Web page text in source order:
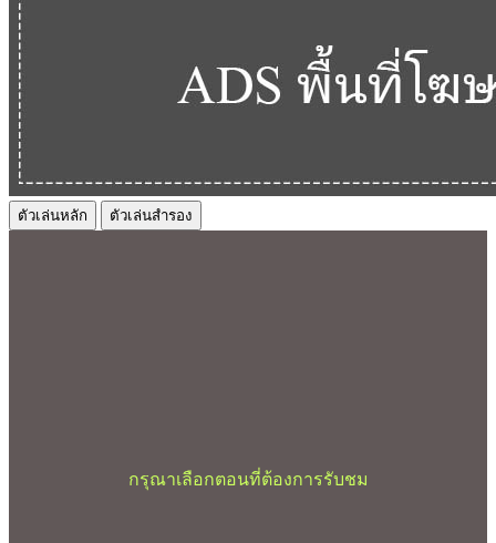
ตัวเล่นหลัก ตัวเล่นสำรอง
กรุณาเลือกตอนที่ต้องการรับชม